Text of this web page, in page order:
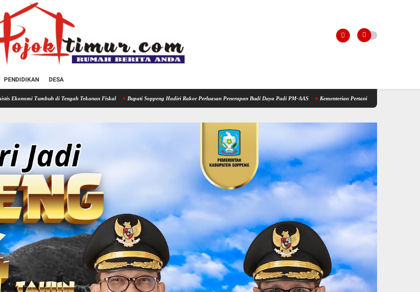
PENDIDIKAN DESA
di Tengah Tekanan Fiskal Bupati Soppeng Hadiri Rakor Perluasan Penerapan Budi Daya Padi PM-AAS Kementerian Pertanian Gelar Sosialisasi program ICARE PIU